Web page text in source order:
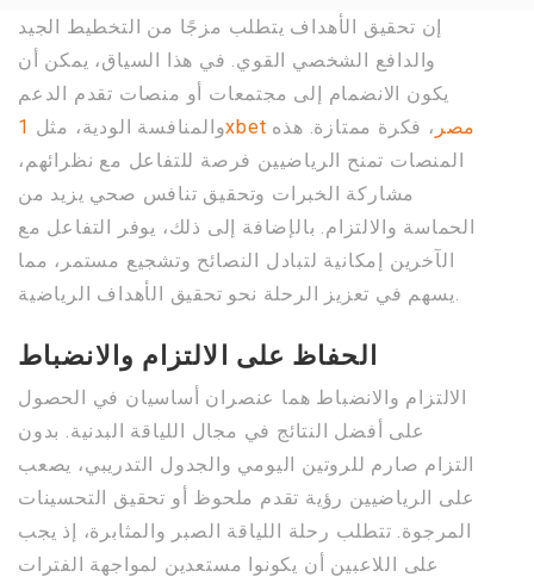
إن تحقيق الأهداف يتطلب مزجًا من التخطيط الجيد
والدافع الشخصي القوي. في هذا السياق، يمكن أن
يكون الانضمام إلى مجتمعات أو منصات تقدم الدعم
والمنافسة الودية، مثل
1xbet مصر ، فكرة ممتازة. هذه
المنصات تمنح الرياضيين فرصة للتفاعل مع نظرائهم،
مشاركة الخبرات وتحقيق تنافس صحي يزيد من
الحماسة والالتزام. بالإضافة إلى ذلك، يوفر التفاعل مع
الآخرين إمكانية لتبادل النصائح وتشجيع مستمر، مما
يسهم في تعزيز الرحلة نحو تحقيق الأهداف الرياضية.
الحفاظ على الالتزام والانضباط
الالتزام والانضباط هما عنصران أساسيان في الحصول
على أفضل النتائج في مجال اللياقة البدنية. بدون
التزام صارم للروتين اليومي والجدول التدريبي، يصعب
على الرياضيين رؤية تقدم ملحوظ أو تحقيق التحسينات
المرجوة. تتطلب رحلة اللياقة الصبر والمثابرة، إذ يجب
على اللاعبين أن يكونوا مستعدين لمواجهة الفترات